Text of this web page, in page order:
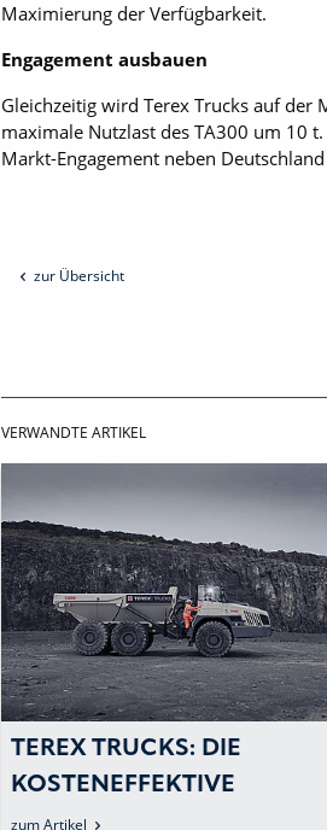
Maximierung der Verfügbarkeit.
Engagement ausbauen
Gleichzeitig wird Terex Trucks auf
maximale Nutzlast des TA300 um 10
Markt-Engagement neben
zur Übersicht
VERWANDTE ARTIKEL
TEREX TRUCKS: DIE
KOSTENEFFEKTIVE
PRODUKTION IM BLICK
zum Artikel